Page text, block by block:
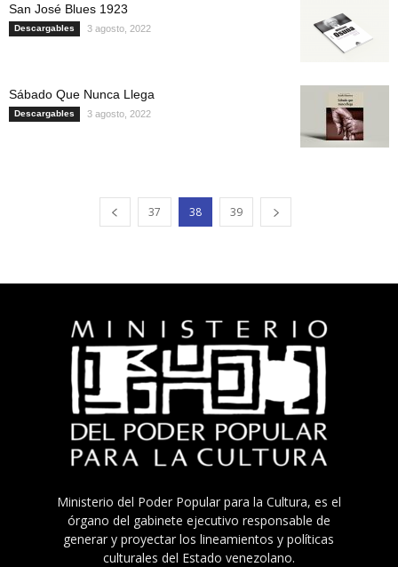
San José Blues 1923
Descargables 3 agosto, 2022
Sábado Que Nunca Llega
Descargables 3 agosto, 2022
37 38 39
Ministerio del Poder Popular para la Cultura, es el
órgano del gabinete ejecutivo responsable de
generar y proyectar los lineamientos y políticas
culturales del Estado venezolano.